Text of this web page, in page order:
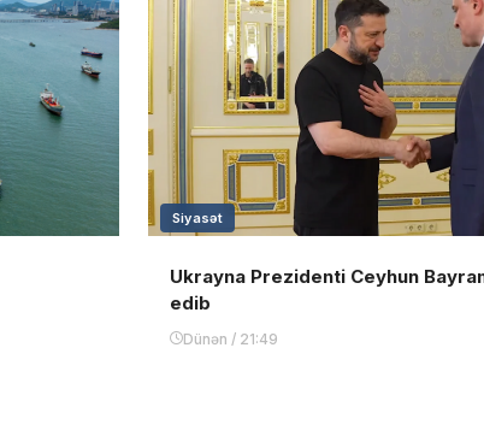
Siyasət
Ukrayna Prezidenti Ceyhun
edib
Dünən / 21:49